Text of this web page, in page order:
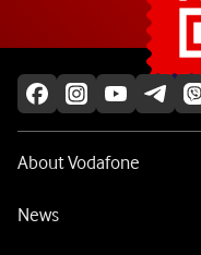
About Vodafone
News